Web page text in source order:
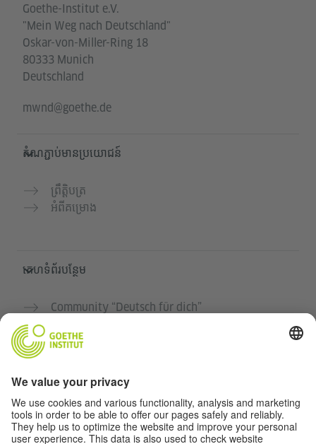
Goethe-Institut e.V.
"Mein Weg nach Deutschland"
Oskar-von-Miller-Ring 18
80333 Munich
Deutschland
mwnd@goethe.de
តំណភ្ជាប់មានប្រយោជន៍
ព្រឹត្តិបត្រ
អំពីគម្រោង
គេហទំព័របន្ថែម
Community “Deutsch für dich”
វគ្គសិក្សាភាសាអាល្លឺម៉ង់របស់ Goethe-Institut
ភាពឯកជន និងការចូលដំណើរការដោយគ្មានឧបសគ្គ